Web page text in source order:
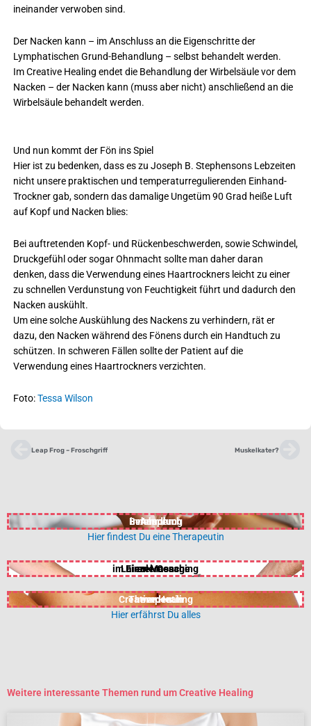
ineinander verwoben sind.
Der Nacken kann – im Anschluss an die Eigenschritte der
Lymphatischen Grund-Behandlung – selbst behandelt werden.
Im Creative Healing endet die Behandlung der Wirbelsäule vor dem
Nacken – der Nacken kann (muss aber nicht) anschließend an die
Wirbelsäule behandelt werden.
Und nun kommt der Fön ins Spiel
Hier ist zu bedenken, dass es zu Joseph B. Stephensons Lebzeiten
nicht unsere praktischen und temperaturregulierenden Einhand-
Trockner gab, sondern das damalige Ungetüm 90 Grad heiße Luft
auf Kopf und Nacken blies:
Bei auftretenden Kopf- und Rückenbeschwerden, sowie Schwindel,
Druckgefühl oder sogar Ohnmacht sollte man daher daran
denken, dass die Verwendung eines Haartrockners leicht zu einer
zu schnellen Verdunstung von Feuchtigkeit führt und dadurch den
Nacken auskühlt.
Um eine solche Auskühlung des Nackens zu verhindern, rät er
dazu, den Nacken während des Fönens durch ein Handtuch zu
schützen. In schweren Fällen sollte der Patient auf die
Verwendung eines Haartrockners verzichten.
Foto:Tessa Wilson
Zurück
Leap Frog – Froschgriff Muskelkater?
Behandlung
in Anspruch
nehmen
Hier findest Du eine Therapeutin
Laien-Massage
im Einzel-Coaching
erlernen
Creative Healing
Therapeutin
werden
Hier erfährst Du alles
Weitere interessante Themen rund um Creative Healing